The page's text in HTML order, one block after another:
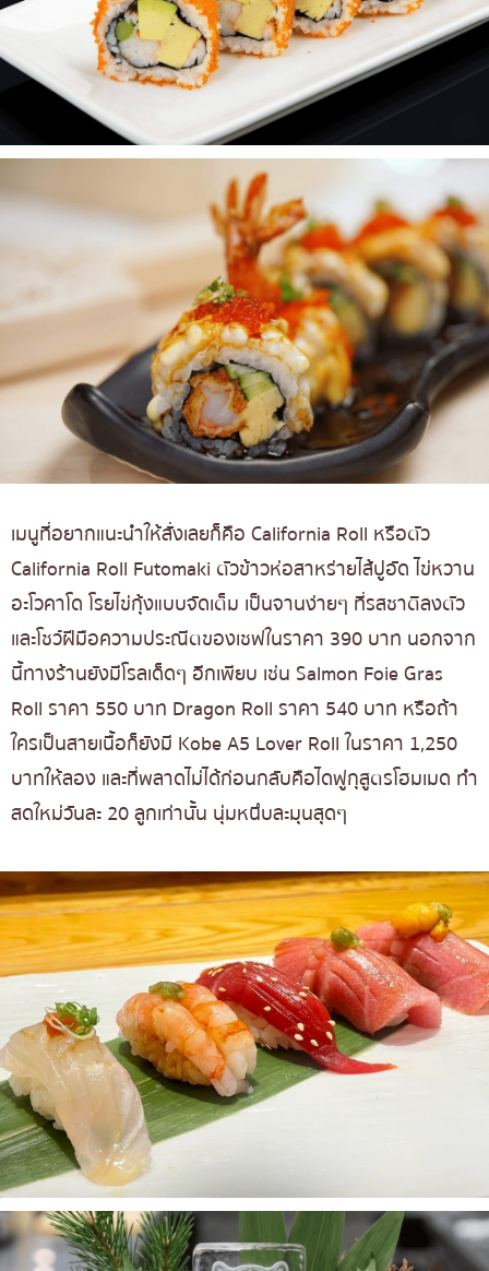
เมนูที่อยากแนะนำให้สั่งเลยก็คือ California Roll หรือตัว
California Roll Futomaki ตัวข้าวห่อสาหร่ายไส้ปูอัด ไข่หวาน
อะโวคาโด โรยไข่กุ้งแบบจัดเต็ม เป็นจานง่ายๆ ที่รสชาติลงตัว
และโชว์ฝีมือความประณีตของเชฟในราคา 390 บาท นอกจาก
นี้ทางร้านยังมีโรลเด็ดๆ อีกเพียบ เช่น Salmon Foie Gras
Roll ราคา 550 บาท Dragon Roll ราคา 540 บาท หรือถ้า
ใครเป็นสายเนื้อก็ยังมี Kobe A5 Lover Roll ในราคา 1,250
บาทให้ลอง และที่พลาดไม่ได้ก่อนกลับคือไดฟูกุสูตรโฮมเมด ทำ
สดใหม่วันละ 20 ลูกเท่านั้น นุ่มหนึบละมุนสุดๆ